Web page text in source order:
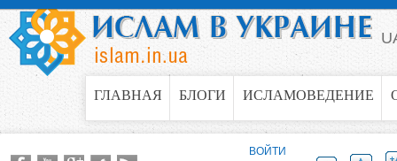
Jump to navigation
ГЛАВНАЯ БЛОГИ ИСЛАМОВЕДЕНИЕ
ВОЙТИ